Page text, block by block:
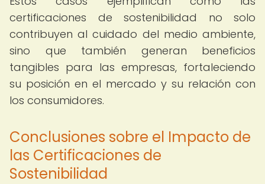
certificaciones de sostenibilidad no solo
contribuyen al cuidado del medio ambiente,
sino que también generan beneficios
tangibles para las empresas, fortaleciendo
su posición en el mercado y su relación con
los consumidores.
Conclusiones sobre el Impacto de
las Certificaciones de
Sostenibilidad